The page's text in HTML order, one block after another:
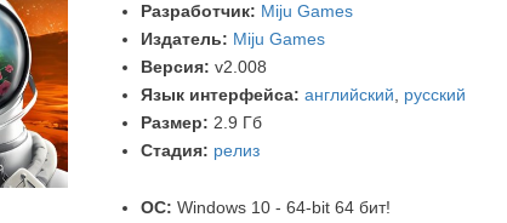
Разработчик: Miju Games
Издатель: Miju Games
Версия: v2.008
Язык интерфейса: английский
русский
Размер: 2.9 Гб
Стадия: релиз
ОС: Windows 10 - 64-bit 64 бит!